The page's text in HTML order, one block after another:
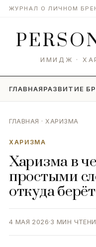
ЖУРНАЛ О ЛИЧНОМ
ИМИДЖ ·
ГЛАВНАЯРАЗВИТИЕ
ГЛАВНАЯ · ХАРИЗМА
ХАРИЗМА
Харизма в
простыми
откуда
4 МАЯ 2026·3 МИН